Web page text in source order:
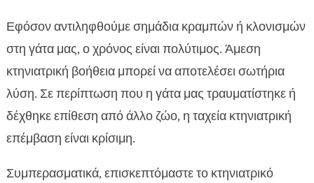
Εφόσον αντιληφθούμε σημάδια κραμπών ή κλονισμών
στη γάτα μας, ο χρόνος είναι πολύτιμος. Άμεση
κτηνιατρική βοήθεια μπορεί να αποτελέσει σωτήρια
λύση. Σε περίπτωση που η γάτα μας τραυματίστηκε ή
δέχθηκε επίθεση από άλλο ζώο, η ταχεία κτηνιατρική
επέμβαση είναι κρίσιμη.
Συμπερασματικά, επισκεπτόμαστε το κτηνιατρικό